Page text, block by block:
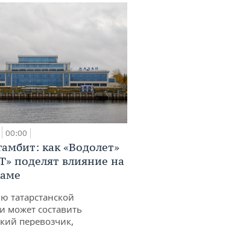
00:00
как «Водолет»
поделят влияние на
татарстанской
может составить
перевозчик,